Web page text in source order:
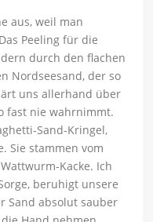
aus, weil man
Peeling für die
durch den flachen
Nordseesand, der so
uns allerhand über
fast nie wahrnimmt.
Sand-Kringel,
Sie stammen vom
Kacke. Ich
beruhigt unsere
Sand absolut sauber